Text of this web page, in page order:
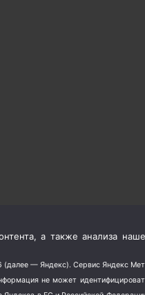
а также анализа
— Яндекс). Сервис Яндекс
не может